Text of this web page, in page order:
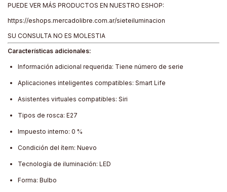
PUEDE VER MÁS PRODUCTOS EN NUESTRO ESHOP:
https://eshops.mercadolibre.com.ar/sieteiluminacion
SU CONSULTA NO ES MOLESTIA
Características adicionales:
Información adicional requerida: Tiene número de serie
Aplicaciones inteligentes compatibles: Smart Life
Asistentes virtuales compatibles: Siri
Tipos de rosca: E27
Impuesto interno: 0 %
Condición del ítem: Nuevo
Tecnología de iluminación: LED
Forma: Bulbo